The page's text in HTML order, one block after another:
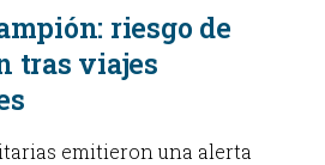
riesgo de
tras viajes
emitieron una alerta